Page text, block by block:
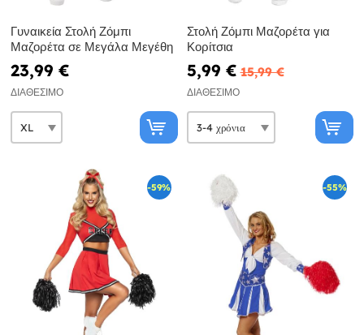
Γυναικεία Στολή Ζόμπι
Μαζορέτα σε Μεγάλα Μεγέθη
23,99 €
ΔΙΑΘΈΣΙΜΟ
Στολή Ζόμπι Μαζορέτα για
Κορίτσια
5,99 € 15,99 €
ΔΙΑΘΈΣΙΜΟ
-59% -55%